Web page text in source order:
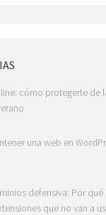
cómo protegerte de
una web en
defensiva: Por qué
que no van a